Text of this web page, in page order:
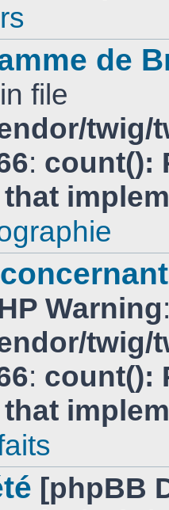
de
file
: count():
Warning
: count():
[phpBB